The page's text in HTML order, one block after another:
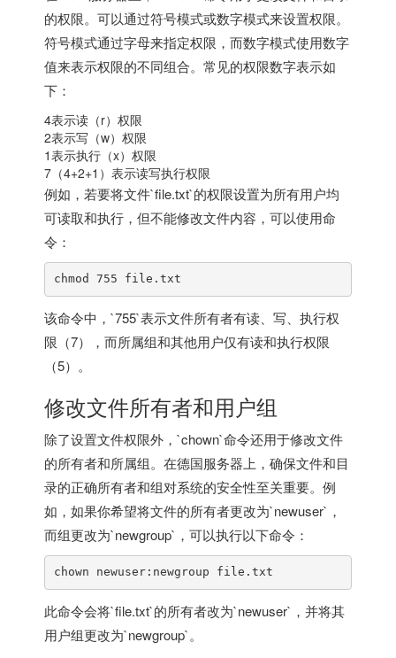
的权限。可以通过符号模式或数字模式来设置权限。
符号模式通过字母来指定权限，而数字模式使用数字
值来表示权限的不同组合。常见的权限数字表示如
下：
4表示读（r）权限
2表示写（w）权限
1表示执行（x）权限
7（4+2+1）表示读写执行权限
例如，若要将文件`file.txt`的权限设置为所有用户均
可读取和执行，但不能修改文件内容，可以使用命
令：
chmod 755 file.txt
该命令中，`755`表示文件所有者有读、写、执行权
限（7），而所属组和其他用户仅有读和执行权限
（5）。
修改文件所有者和用户组
除了设置文件权限外，`chown`命令还用于修改文件
的所有者和所属组。在德国服务器上，确保文件和目
录的正确所有者和组对系统的安全性至关重要。例
如，如果你希望将文件的所有者更改为`newuser`，
而组更改为`newgroup`，可以执行以下命令：
chown newuser:newgroup file.txt
此命令会将`file.txt`的所有者改为`newuser`，并将其
用户组更改为`newgroup`。